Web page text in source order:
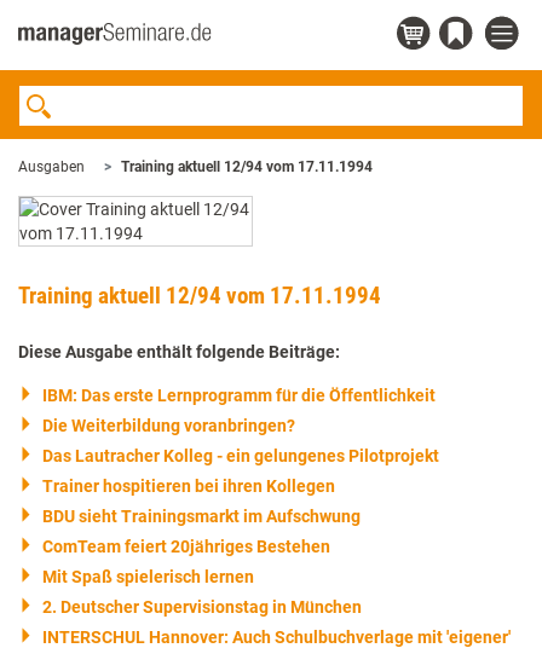
Ausgaben Training aktuell 12/94 vom 17.11.1994
Training aktuell 12/94 vom 17.11.1994
Diese Ausgabe enthält folgende Beiträge:
IBM: Das erste Lernprogramm für die Öffentlichkeit
Die Weiterbildung voranbringen?
Das Lautracher Kolleg - ein gelungenes Pilotprojekt
Trainer hospitieren bei ihren Kollegen
BDU sieht Trainingsmarkt im Aufschwung
ComTeam feiert 20jähriges Bestehen
Mit Spaß spielerisch lernen
2. Deutscher Supervisionstag in München
INTERSCHUL Hannover: Auch Schulbuchverlage mit 'eigener'